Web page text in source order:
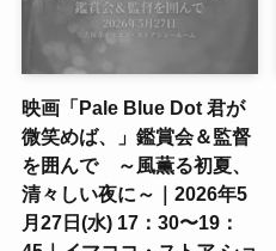
映画「Pale Blue Dot 君が
微笑めば、」鑑賞会＆監督
を囲んで ～風薫る初夏、
清々しい夜に～｜2026年5
月27日(水) 17：30〜19：